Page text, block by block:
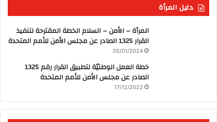
دليل المرأة
المرأة – الأمن – السلام الخطة المقترحة لتنفيذ
القرار 1325 الصادر عن مجلس الأمن للأمم المتحدة
05/01/2024
خطة العمل الوطنيّة لتطبيق القرار رقم 1325
الصادر عن مجلس الأمن للأمم المتحدة
17/12/2022